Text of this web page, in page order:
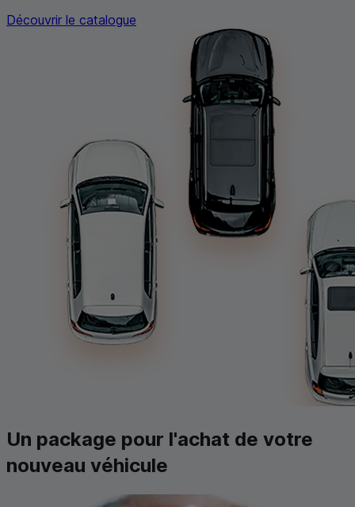
Découvrir le catalogue
Un package pour l'achat de votre
nouveau véhicule